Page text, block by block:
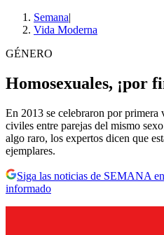
Semana|
Vida Moderna
GÉNERO
Homosexuales, ¡por
En 2013 se celebraron por
civiles entre parejas del mismo
algo raro, los expertos dicen que
ejemplares.
Siga las noticias de SEMANA
informado